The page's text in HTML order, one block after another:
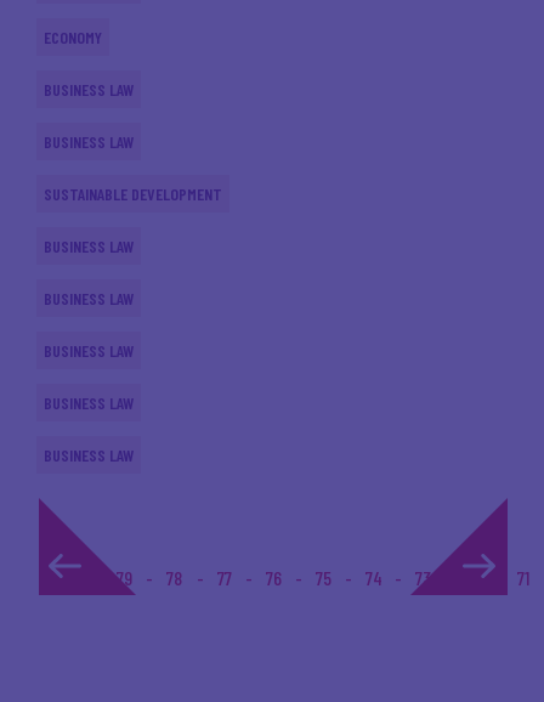
ECONOMY
BUSINESS LAW
BUSINESS LAW
SUSTAINABLE DEVELOPMENT
BUSINESS LAW
BUSINESS LAW
BUSINESS LAW
BUSINESS LAW
BUSINESS LAW
1... 79 78 77 76 75 74 73 72 71